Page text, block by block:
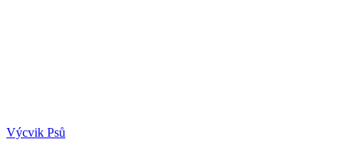
Výcvik Psů